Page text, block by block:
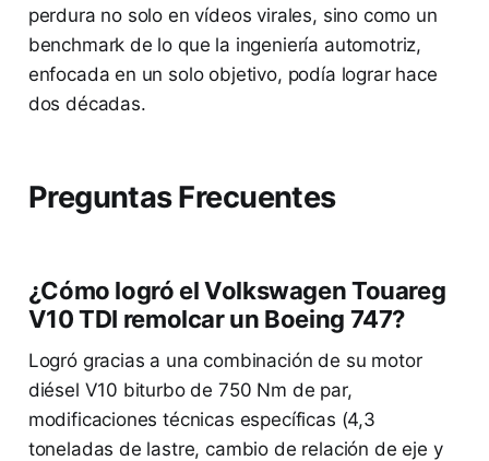
perdura no solo en vídeos virales, sino como un
benchmark de lo que la ingeniería automotriz,
enfocada en un solo objetivo, podía lograr hace
dos décadas.
Preguntas Frecuentes
¿Cómo logró el Volkswagen Touareg
V10 TDI remolcar un Boeing 747?
Logró gracias a una combinación de su motor
diésel V10 biturbo de 750 Nm de par,
modificaciones técnicas específicas (4,3
toneladas de lastre, cambio de relación de eje y